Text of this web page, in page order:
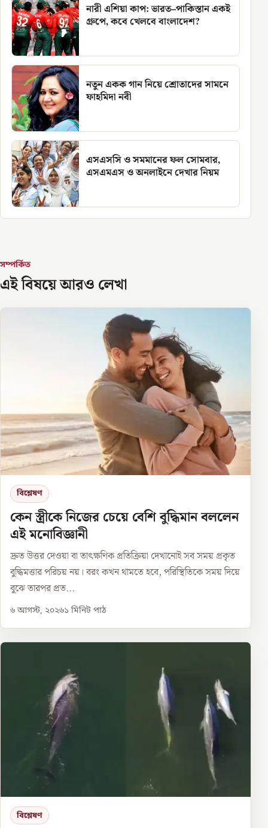
নারী এশিয়া কাপ: ভারত–পাকিস্তান একই
গ্রুপে, কবে খেলবে বাংলাদেশ?
নতুন একক গান নিয়ে শ্রোতাদের সামনে
ফাহমিদা নবী
এসএসসি ও সমমানের ফল সোমবার,
এসএমএস ও অনলাইনে দেখার নিয়ম
সম্পর্কিত
এই বিষয়ে আরও লেখা
বিশ্লেষণ
কেন স্ত্রীকে নিজের চেয়ে বেশি বুদ্ধিমান বললেন
এই মনোবিজ্ঞানী
দ্রুত উত্তর দেওয়া বা তাৎক্ষণিক প্রতিক্রিয়া দেখানোই সব সময় প্রকৃত
বুদ্ধিমত্তার পরিচয় নয়। বরং কখন থামতে হবে, পরিস্থিতিকে সময় দিয়ে
বুঝে তারপর প্রত...
৬ আগস্ট, ২০২৬১ মিনিট পাঠ
বিশ্লেষণ